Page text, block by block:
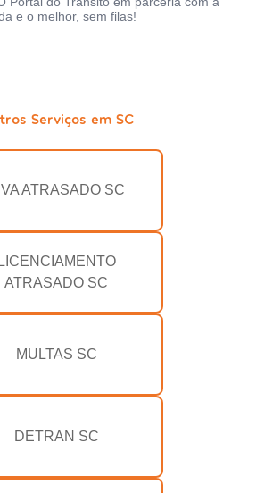
e o melhor, sem filas!
Serviços em SC
ATRASADO SC
LICENCIAMENTO
ATRASADO SC
MULTAS SC
DETRAN SC